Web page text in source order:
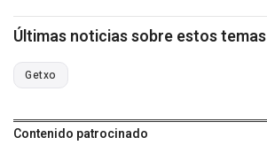
Últimas noticias sobre estos temas
Getxo
Contenido patrocinado